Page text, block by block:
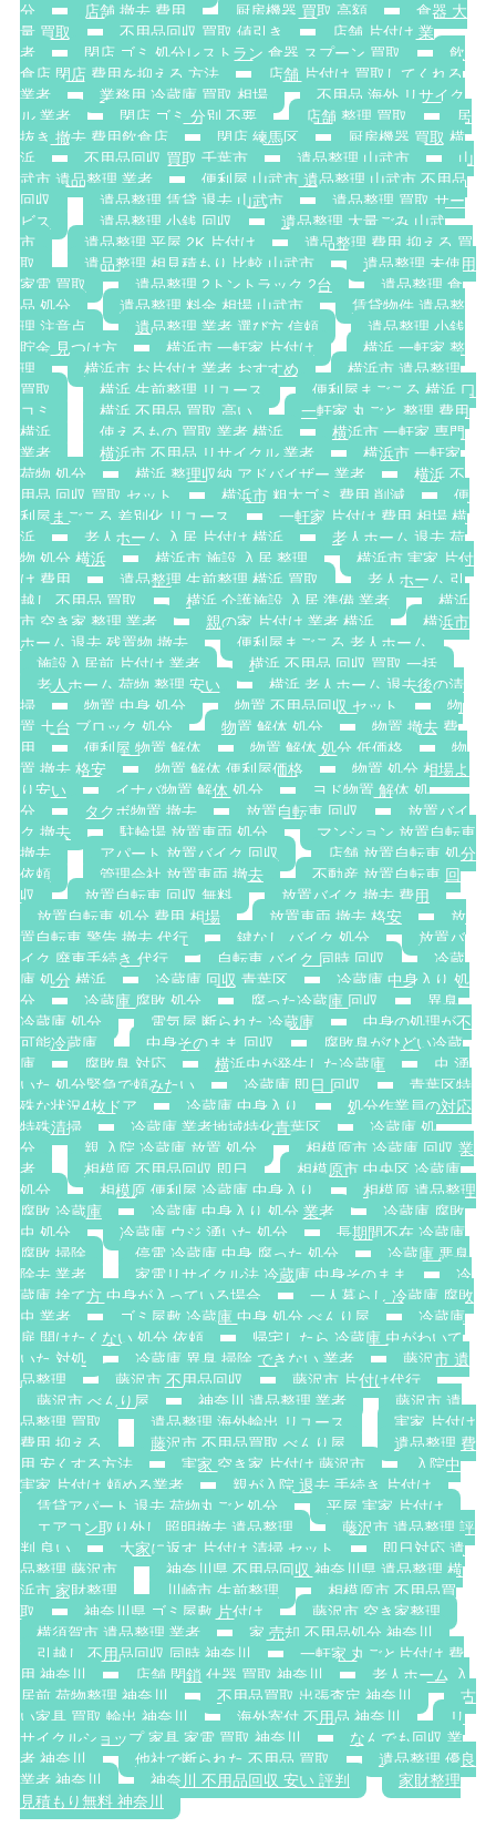
分
店舗 撤去 費用 厨房機器 買取 高額
食器 大
量 買取
不用品回収 買取 値引き
店舗 片付け 業
者
閉店 ゴミ 処分レストラン 食器 スプーン 買取
飲
食店 閉店 費用を抑える 方法
店舗 片付け 買取してくれる
業者
業務用 冷蔵庫 買取 相場
不用品 海外 リサイク
ル 業者
閉店 ゴミ 分別 不要 店舗 整理 買取
居
抜き 撤去 費用飲食店
閉店 練馬区
厨房機器 買取 横
浜
不用品回収 買取 千葉市 遺品整理 山武市
山
武市 遺品整理 業者
便利屋 山武市 遺品整理 山武市 不用品
回収
遺品整理 賃貸 退去 山武市
遺品整理 買取 サー
ビス
遺品整理 小銭 回収
遺品整理 大量ごみ 山武
市
遺品整理 平屋 2K 片付け
遺品整理 費用 抑える 買
取
遺品整理 相見積もり 比較 山武市
遺品整理 未使用
家電 買取
遺品整理 2トントラック 2台
遺品整理 食
品 処分
遺品整理 料金 相場 山武市
賃貸物件 遺品整
理 注意点
遺品整理 業者 選び方 信頼
遺品整理 小銭
貯金 見つけ方
横浜市 一軒家 片付け
横浜 一軒家 整
理
横浜市 お片付け 業者 おすすめ
横浜市 遺品整理
買取
横浜 生前整理 リユース
便利屋まごころ 横浜 口
コミ
横浜 不用品 買取 高い
一軒家 丸ごと 整理 費用
横浜
使えるもの 買取 業者 横浜
横浜市 一軒家 専門
業者
横浜市 不用品 リサイクル 業者
横浜市 一軒家
荷物 処分
横浜 整理収納 アドバイザー 業者
横浜 不
用品 回収 買取 セット
横浜市 粗大ゴミ 費用 削減
便
利屋まごころ 差別化 リユース
一軒家 片付け 費用 相場 横
浜
老人ホーム 入居 片付け 横浜
老人ホーム 退去 荷
物 処分 横浜
横浜市 施設 入居 整理
横浜市 実家 片付
け 費用
遺品整理 生前整理 横浜 買取
老人ホーム 引
越し 不用品 買取
横浜 介護施設 入居 準備 業者
横浜
市 空き家 整理 業者
親の家 片付け 業者 横浜
横浜市
ホーム 退去 残置物 撤去
便利屋まごころ 老人ホーム
施設入居前 片付け 業者
横浜 不用品 回収 買取 一括
老人ホーム 荷物 整理 安い
横浜 老人ホーム 退去後の清
掃
物置 中身 処分 物置 不用品回収 セット
物
置 土台 ブロック 処分
物置 解体 処分
物置 撤去 費
用
便利屋 物置 解体 物置 解体 処分 低価格
物
置 撤去 格安
物置 解体 便利屋価格
物置 処分 相場よ
り安い
イナバ物置 解体 処分
ヨド物置 解体 処
分
タクボ物置 撤去 放置自転車 回収
放置バイ
ク 撤去
駐輪場 放置車両 処分
マンション 放置自転車
撤去
アパート 放置バイク 回収
店舗 放置自転車 処分
依頼
管理会社 放置車両 撤去
不動産 放置自転車 回
収
放置自転車 回収 無料
放置バイク 撤去 費用
放置自転車 処分 費用 相場
放置車両 撤去 格安
放
置自転車 警告 撤去 代行
鍵なし バイク 処分
放置バ
イク 廃車手続き 代行
自転車 バイク 同時 回収
冷蔵
庫 処分 横浜
冷蔵庫 回収 青葉区
冷蔵庫 中身入り 処
分
冷蔵庫 腐敗 処分 腐った冷蔵庫 回収
異臭
冷蔵庫 処分
電気屋 断られた 冷蔵庫
中身の処理が不
可能冷蔵庫
中身そのまま 回収
腐敗臭がひどい冷蔵
庫
腐敗臭 対応 横浜虫が発生した冷蔵庫
虫 湧
いた 処分緊急で頼みたい
冷蔵庫 即日 回収
青葉区特
殊な状況4枚ドア
冷蔵庫 中身入り
処分作業員の対応
特殊清掃
冷蔵庫 業者地域特化青葉区
冷蔵庫 処
分
親 入院 冷蔵庫 放置 処分
相模原市 冷蔵庫 回収 業
者
相模原 不用品回収 即日
相模原市 中央区 冷蔵庫
処分
相模原 便利屋 冷蔵庫 中身入り
相模原 遺品整理
腐敗 冷蔵庫
冷蔵庫 中身入り 処分 業者
冷蔵庫 腐敗
虫 処分
冷蔵庫 ウジ 湧いた 処分
長期間不在 冷蔵庫
腐敗 掃除
停電 冷蔵庫 中身 腐った 処分
冷蔵庫 悪臭
除去 業者
家電リサイクル法 冷蔵庫 中身そのまま
冷
蔵庫 捨て方 中身が入っている場合
一人暮らし 冷蔵庫 腐敗
虫 業者
ゴミ屋敷 冷蔵庫 中身 処分 べんり屋
冷蔵庫
扉 開けたくない 処分 依頼
帰宅したら 冷蔵庫 虫がわいて
いた 対処
冷蔵庫 異臭 掃除 できない 業者
藤沢市 遺
品整理
藤沢市 不用品回収
藤沢市 片付け代行
藤沢市 べんり屋
神奈川 遺品整理 業者
藤沢市 遺
品整理 買取
遺品整理 海外輸出 リユース
実家 片付け
費用 抑える
藤沢市 不用品買取 べんり屋
遺品整理 費
用 安くする方法
実家 空き家 片付け 藤沢市
入院中
実家 片付け 頼める業者
親が入院 退去 手続き 片付け
賃貸アパート 退去 荷物丸ごと処分
平屋 実家 片付け
エアコン取り外し 照明撤去 遺品整理
藤沢市 遺品整理 評
判 良い
大家に返す 片付け 清掃 セット
即日対応 遺
品整理 藤沢市
神奈川県 不用品回収 神奈川県 遺品整理 横
浜市 家財整理
川崎市 生前整理
相模原市 不用品買
取
神奈川県 ゴミ屋敷 片付け
藤沢市 空き家整理
横須賀市 遺品整理 業者
家 売却 不用品処分 神奈川
引越し 不用品回収 同時 神奈川
一軒家 丸ごと片付け 費
用 神奈川
店舗 閉鎖 什器 買取 神奈川
老人ホーム 入
居前 荷物整理 神奈川
不用品買取 出張査定 神奈川
古
い家具 買取 輸出 神奈川
海外寄付 不用品 神奈川
リ
サイクルショップ 家具 家電 買取 神奈川
なんでも回収 業
者 神奈川
他社で断られた 不用品 買取
遺品整理 優良
業者 神奈川
神奈川 不用品回収 安い 評判
家財整理
見積もり無料 神奈川